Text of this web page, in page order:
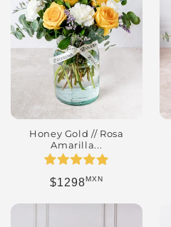
Honey Gold // Rosa
Amarilla...
Precio habitual
$1298MXN